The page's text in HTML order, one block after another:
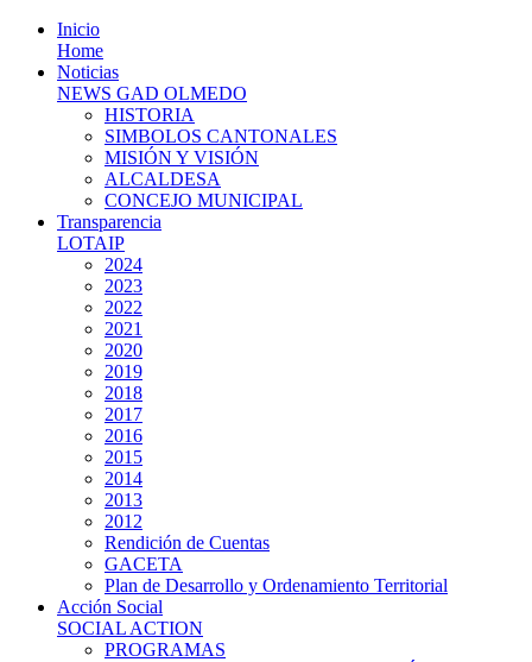
Inicio
Home
Noticias
NEWS GAD OLMEDO
HISTORIA
SIMBOLOS CANTONALES
MISIÓN Y VISIÓN
ALCALDESA
CONCEJO MUNICIPAL
Transparencia
LOTAIP
2024
2023
2022
2021
2020
2019
2018
2017
2016
2015
2014
2013
2012
Rendición de Cuentas
GACETA
Plan de Desarrollo y Ordenamiento Territorial
Acción Social
SOCIAL ACTION
PROGRAMAS